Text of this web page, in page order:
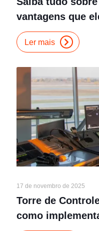
vantagens que
Ler mais
17 de novembro de 2025
Torre de
como